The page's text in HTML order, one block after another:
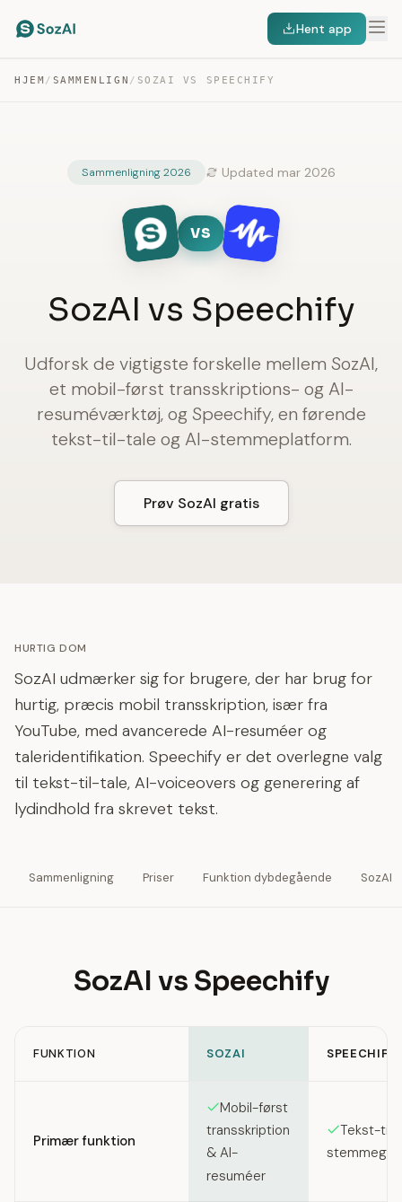
Hent app
HJEM / SAMMENLIGN / SOZAI VS SPEECHIFY
Sammenligning 2026 Updated mar 2026
VS
SozAI vs Speechify
Udforsk de vigtigste forskelle mellem SozAI,
et mobil-først transskriptions- og AI-
resuméværktøj, og Speechify, en førende
tekst-til-tale og AI-stemmeplatform.
Prøv SozAI gratis
HURTIG DOM
SozAI udmærker sig for brugere, der har brug for
hurtig, præcis mobil transskription, især fra
YouTube, med avancerede AI-resuméer og
taleridentifikation. Speechify er det overlegne valg
til tekst-til-tale, AI-voiceovers og generering af
lydindhold fra skrevet tekst.
Sammenligning Priser Funktion dybdegående SozAI
SozAI vs Speechify
FUNKTION SOZAI SPEECHIFY
Primær funktion
Mobil-først
transskription
& AI-
resuméer
Tekst-til-